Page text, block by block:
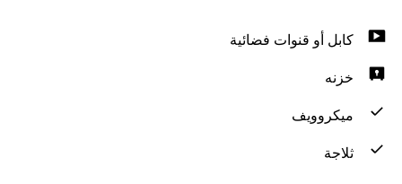
كابل أو قنوات فضائية
خزنه
ميكروويف
ثلاجة